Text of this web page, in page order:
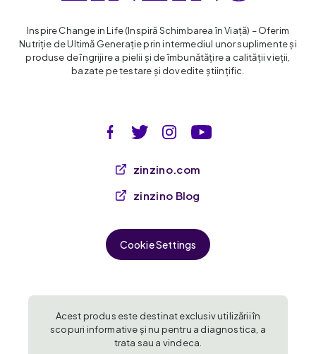
Inspire Change in Life (Inspiră Schimbarea în Viaţă) – Oferim
Nutriție de Ultimă Generație prin intermediul unor suplimente și
produse de îngrijire a pielii și de îmbunătățire a calității vieții,
bazate pe testare și dovedite științific.
zinzino.com
zinzino Blog
Cookie Settings
Acest produs este destinat exclusiv utilizării în
scopuri informative și nu pentru a diagnostica, a
trata sau a vindeca.